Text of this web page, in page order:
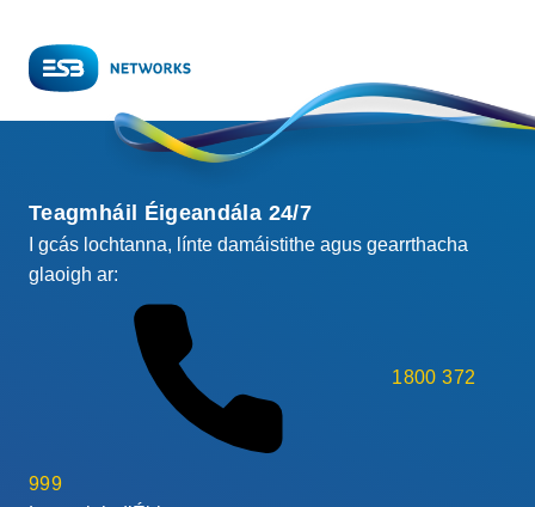
Teagmháil Éigeandála 24/7
I gcás lochtanna, línte damáistithe agus gearrthacha
glaoigh ar:
1800 372
999